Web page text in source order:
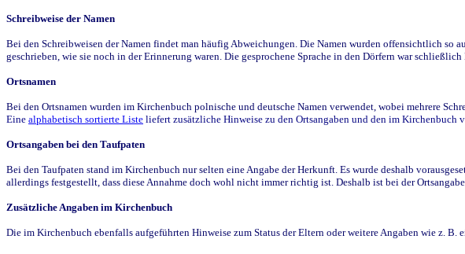
Schreibweise der Namen
Bei den Schreibweisen der Namen findet man häufig Abweichungen. Die Namen wurden offensichtlich so
geschrieben, wie sie noch in der Erinnerung waren. Die gesprochene Sprache in den Dörfern war
Ortsnamen
Bei den Ortsnamen wurden im Kirchenbuch polnische und deutsche Namen verwendet, wobei mehrere
Eine alphabetisch sortierte Liste liefert zusätzliche Hinweise zu den Ortsangaben und den im Kirchenbuch
Ortsangaben bei den Taufpaten
Bei den Taufpaten stand im Kirchenbuch nur selten eine Angabe der Herkunft. Es wurde deshalb
allerdings festgestellt, dass diese Annahme doch wohl nicht immer richtig ist. Deshalb ist bei der
Zusätzliche Angaben im Kirchenbuch
Die im Kirchenbuch ebenfalls aufgeführten Hinweise zum Status der Eltern oder weitere Angaben wie z. B.